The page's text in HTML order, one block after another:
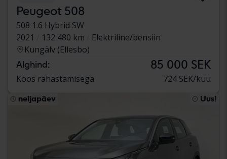
Peugeot 508
508 1.6 Hybrid SW
2021
132 480 km
Elektriline/bensiin
Kungälv (Ellesbo)
Alghind: 85 000 SEK
Koos rahastamisega 724 SEK/kuu
neljapäev Uus!